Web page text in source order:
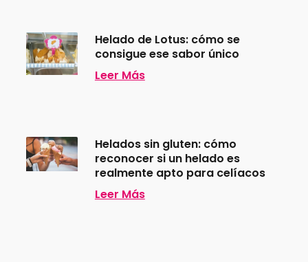
Helado de Lotus: cómo se
consigue ese sabor único
Leer Más
Helados sin gluten: cómo
reconocer si un helado es
realmente apto para celíacos
Leer Más